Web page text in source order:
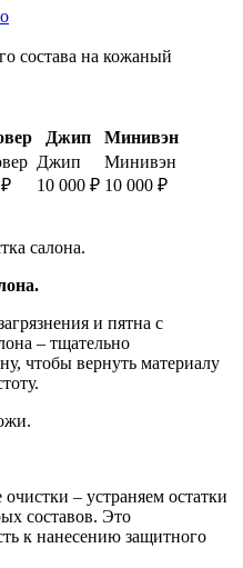
Джип
Минивэн
₽
Джип
10 000 ₽
Минивэн
10 000 ₽
и пятна с
– тщательно
чтобы вернуть материалу
– устраняем остатки
составов. Это
к нанесению защитного